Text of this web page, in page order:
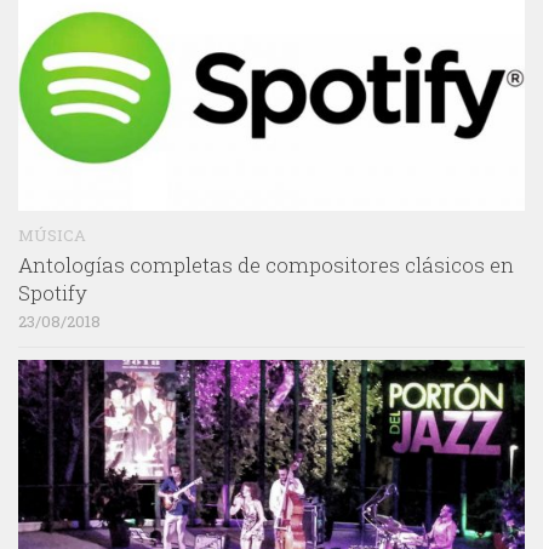
MÚSICA
Antologías completas de compositores clásicos en
Spotify
23/08/2018